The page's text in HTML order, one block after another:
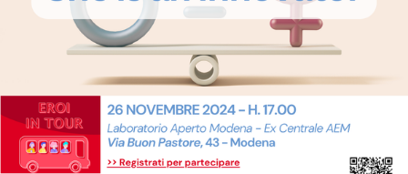
Comunicazione
partecipazione